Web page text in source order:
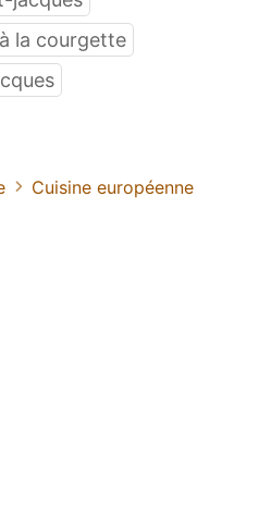
la courgette
Cuisine européenne